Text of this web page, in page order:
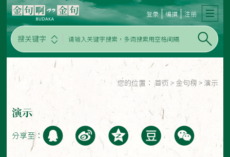
搜关键字
登录 编撰 注册
您的位置： 首页 > 金句榜 > 演示
演示
分享至：